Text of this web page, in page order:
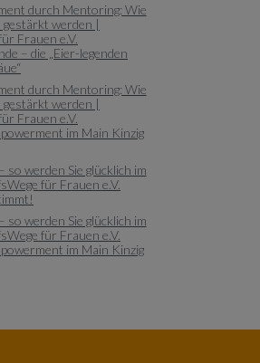
durch Mentoring: Wie
werden |
Frauen e.V.
– die „Eier-legenden
durch Mentoring: Wie
werden |
Frauen e.V.
im Main Kinzig
so werden Sie glücklich im
für Frauen e.V.
so werden Sie glücklich im
für Frauen e.V.
im Main Kinzig